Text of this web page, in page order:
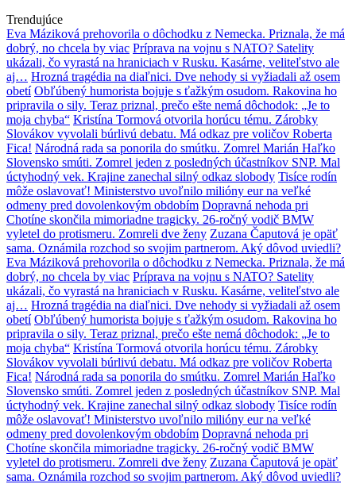
Trendujúce
Eva Máziková prehovorila o dôchodku z Nemecka. Priznala, že má
dobrý, no chcela by viac Príprava na vojnu s NATO? Satelity
ukázali, čo vyrastá na hraniciach v Rusku. Kasárne, veliteľstvo ale
aj… Hrozná tragédia na diaľnici. Dve nehody si vyžiadali až osem
obetí Obľúbený humorista bojuje s ťažkým osudom. Rakovina ho
pripravila o sily. Teraz priznal, prečo ešte nemá dôchodok: „Je to
moja chyba“ Kristína Tormová otvorila horúcu tému. Zárobky
Slovákov vyvolali búrlivú debatu. Má odkaz pre voličov Roberta
Fica! Národná rada sa ponorila do smútku. Zomrel Marián Haľko
Slovensko smúti. Zomrel jeden z posledných účastníkov SNP. Mal
úctyhodný vek. Krajine zanechal silný odkaz slobody Tisíce rodín
môže oslavovať! Ministerstvo uvoľnilo milióny eur na veľké
odmeny pred dovolenkovým obdobím Dopravná nehoda pri
Chotíne skončila mimoriadne tragicky. 26-ročný vodič BMW
vyletel do protismeru. Zomreli dve ženy Zuzana Čaputová je opäť
sama. Oznámila rozchod so svojim partnerom. Aký dôvod uviedli?
Eva Máziková prehovorila o dôchodku z Nemecka. Priznala, že má
dobrý, no chcela by viac Príprava na vojnu s NATO? Satelity
ukázali, čo vyrastá na hraniciach v Rusku. Kasárne, veliteľstvo ale
aj… Hrozná tragédia na diaľnici. Dve nehody si vyžiadali až osem
obetí Obľúbený humorista bojuje s ťažkým osudom. Rakovina ho
pripravila o sily. Teraz priznal, prečo ešte nemá dôchodok: „Je to
moja chyba“ Kristína Tormová otvorila horúcu tému. Zárobky
Slovákov vyvolali búrlivú debatu. Má odkaz pre voličov Roberta
Fica! Národná rada sa ponorila do smútku. Zomrel Marián Haľko
Slovensko smúti. Zomrel jeden z posledných účastníkov SNP. Mal
úctyhodný vek. Krajine zanechal silný odkaz slobody Tisíce rodín
môže oslavovať! Ministerstvo uvoľnilo milióny eur na veľké
odmeny pred dovolenkovým obdobím Dopravná nehoda pri
Chotíne skončila mimoriadne tragicky. 26-ročný vodič BMW
vyletel do protismeru. Zomreli dve ženy Zuzana Čaputová je opäť
sama. Oznámila rozchod so svojim partnerom. Aký dôvod uviedli?